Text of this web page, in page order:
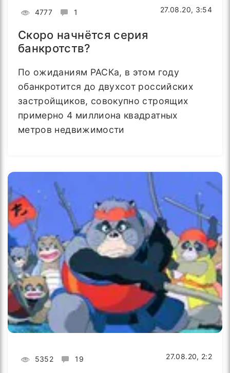
4777 1 27.08.20, 3:54
Скоро начнётся серия
банкротств?
По ожиданиям РАСКа, в этом году
обанкротится до двухсот российских
застройщиков, совокупно строящих
примерно 4 миллиона квадратных
метров недвижимости
5352 19 27.08.20, 2:2